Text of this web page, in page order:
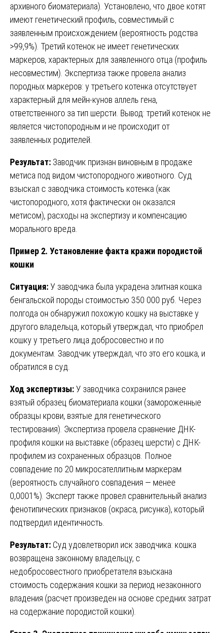
архивного биоматериала). Установлено, что двое котят
имеют генетический профиль, совместимый с
заявленным происхождением (вероятность родства
>99,9%). Третий котенок не имеет генетических
маркеров, характерных для заявленного отца (профиль
несовместим). Экспертиза также провела анализ
породных маркеров: у третьего котенка отсутствует
характерный для мейн-кунов аллель гена,
ответственного за тип шерсти. Вывод: третий котенок не
является чистопородным и не происходит от
заявленных родителей.
Результат: Заводчик признан виновным в продаже
метиса под видом чистопородного животного. Суд
взыскал с заводчика стоимость котенка (как
чистопородного, хотя фактически он оказался
метисом), расходы на экспертизу и компенсацию
морального вреда.
Пример 2. Установление факта кражи породистой
кошки
Ситуация:У заводчика была украдена элитная кошка
бенгальской породы стоимостью 350 000 руб. Через
полгода он обнаружил похожую кошку на выставке у
другого владельца, который утверждал, что приобрел
кошку у третьего лица добросовестно и по
документам. Заводчик утверждал, что это его кошка, и
обратился в суд.
Ход экспертизы:У заводчика сохранился ранее
взятый образец биоматериала кошки (замороженные
образцы крови, взятые для генетического
тестирования). Экспертиза провела сравнение ДНК-
профиля кошки на выставке (образец шерсти) с ДНК-
профилем из сохраненных образцов. Полное
совпадение по 20 микросателлитным маркерам
(вероятность случайного совпадения — менее
0,0001%). Эксперт также провел сравнительный анализ
фенотипических признаков (окраса, рисунка), который
подтвердил идентичность.
Результат: Суд удовлетворил иск заводчика: кошка
возвращена законному владельцу, с
недобросовестного приобретателя взыскана
стоимость содержания кошки за период незаконного
владения (расчет произведен на основе средних затрат
на содержание породистой кошки).